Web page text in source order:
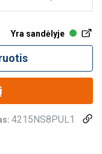
Yra sandėlyje
4215NS8PUL1